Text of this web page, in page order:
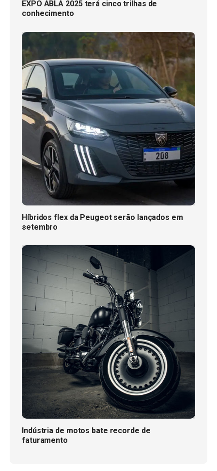
EXPO ABLA 2025 terá cinco trilhas de
conhecimento
Híbridos flex da Peugeot serão lançados em
setembro
Indústria de motos bate recorde de
faturamento